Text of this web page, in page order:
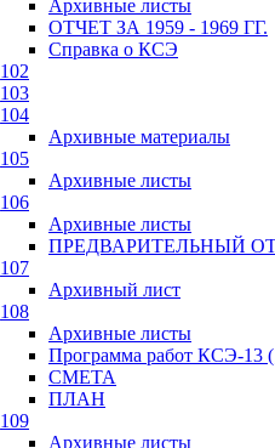
Архивные листы
ОТЧЕТ ЗА 1959 - 1969 ГГ.
Справка о КСЭ
102
103
104
Архивные материалы
105
Архивные листы
106
Архивные листы
ПРЕДВАРИТЕЛЬНЫЙ
107
Архивный лист
108
Архивные листы
Программа работ КСЭ-13
СМЕTA
ПЛАН
109
Архивные листы